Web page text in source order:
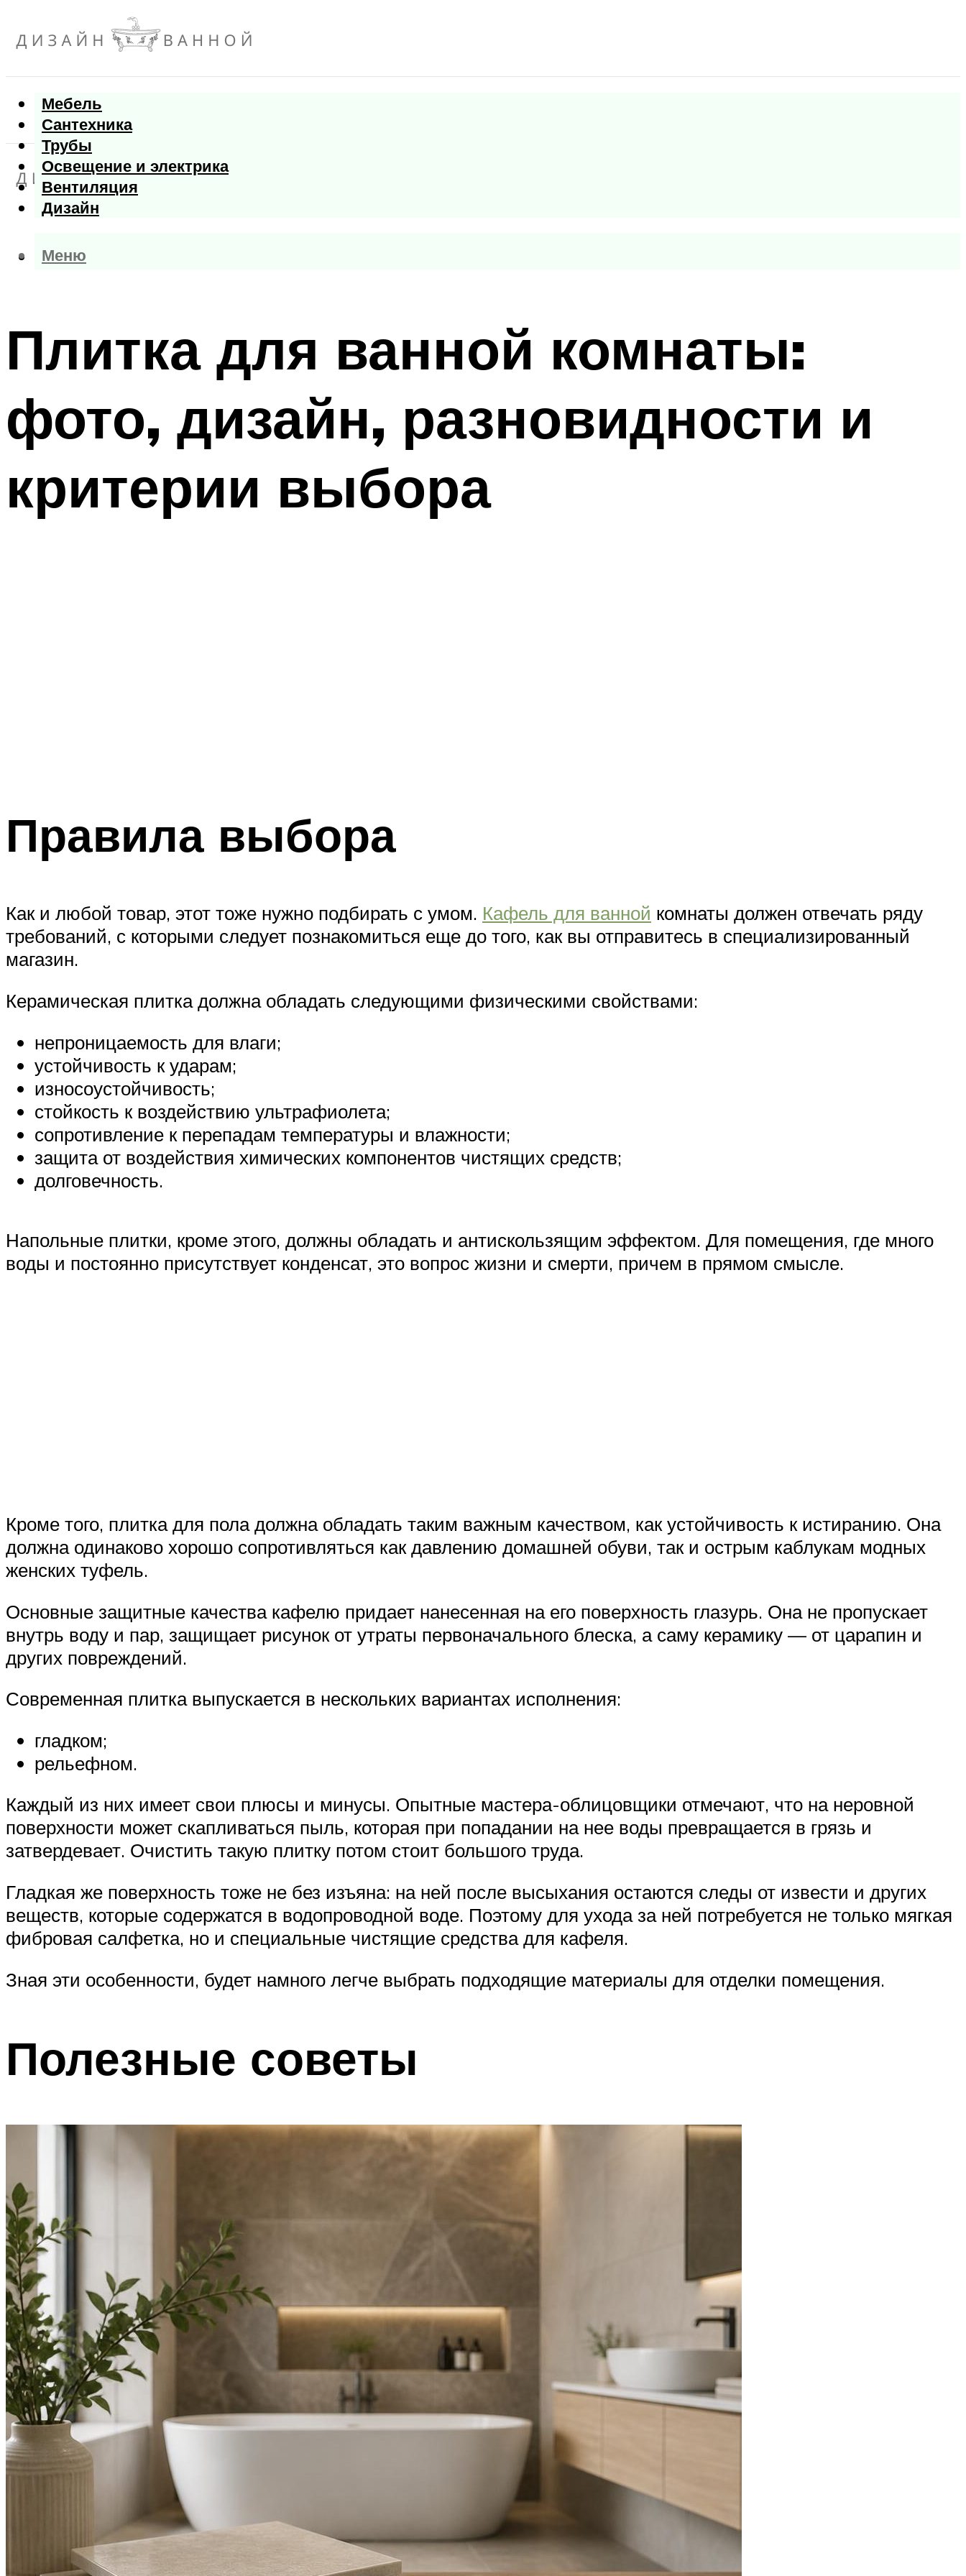
Мебель
Сантехника
Трубы
Освещение и электрика
Вентиляция
Дизайн
Меню
Меню
Плитка для ванной комнаты:
фото, дизайн, разновидности и
критерии выбора
Правила выбора
Как и любой товар, этот тоже нужно подбирать с умом. Кафель для ванной комнаты должен отвечать ряду
требований, с которыми следует познакомиться еще до того, как вы отправитесь в специализированный
магазин.
Керамическая плитка должна обладать следующими физическими свойствами:
непроницаемость для влаги;
устойчивость к ударам;
износоустойчивость;
стойкость к воздействию ультрафиолета;
сопротивление к перепадам температуры и влажности;
защита от воздействия химических компонентов чистящих средств;
долговечность.
Напольные плитки, кроме этого, должны обладать и антискользящим эффектом. Для помещения, где много
воды и постоянно присутствует конденсат, это вопрос жизни и смерти, причем в прямом смысле.
Кроме того, плитка для пола должна обладать таким важным качеством, как устойчивость к истиранию. Она
должна одинаково хорошо сопротивляться как давлению домашней обуви, так и острым каблукам модных
женских туфель.
Основные защитные качества кафелю придает нанесенная на его поверхность глазурь. Она не пропускает
внутрь воду и пар, защищает рисунок от утраты первоначального блеска, а саму керамику — от царапин и
других повреждений.
Современная плитка выпускается в нескольких вариантах исполнения:
гладком;
рельефном.
Каждый из них имеет свои плюсы и минусы. Опытные мастера-облицовщики отмечают, что на неровной
поверхности может скапливаться пыль, которая при попадании на нее воды превращается в грязь и
затвердевает. Очистить такую плитку потом стоит большого труда.
Гладкая же поверхность тоже не без изъяна: на ней после высыхания остаются следы от извести и других
веществ, которые содержатся в водопроводной воде. Поэтому для ухода за ней потребуется не только мягкая
фибровая салфетка, но и специальные чистящие средства для кафеля.
Зная эти особенности, будет намного легче выбрать подходящие материалы для отделки помещения.
Полезные советы